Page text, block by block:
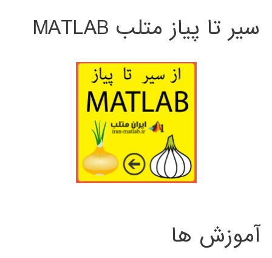
سیر تا پیاز متلب MATLAB
آموزش ها